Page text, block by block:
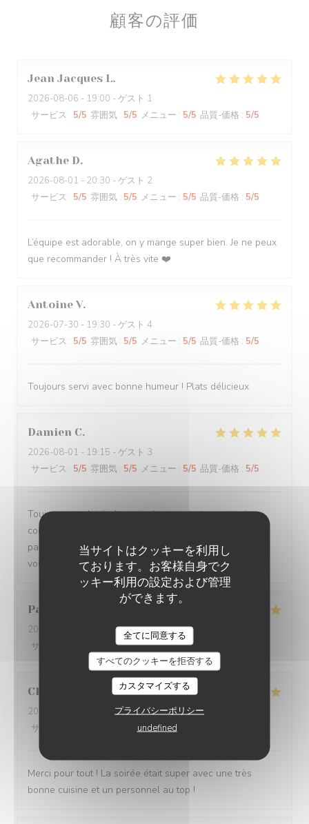
当サイトはクッキーを利用し
ております。お客様自身でク
ッキー利用の設定および管理
ができます。
全てに同意する
すべてのクッキーを拒否する
カスタマイズする
プライバシーポリシー
undefined
顧客の評価
Jean Jacques L
2026-08-06 - 19:00 - ゲスト 1
サービス : 5/5 雰囲気 : 5/5 メニュー : 5/5 品質-価格 : 5/5
Agathe D
2026-08-01 - 20:30 - ゲスト 2
サービス : 5/5 雰囲気 : 5/5 メニュー : 5/5 品質-価格 : 5/5
L’équipe est adorable, on y mange super bien. Je ne peux
que recommander ! À très vite ❤️
Antoine V
2026-07-30 - 19:30 - ゲスト 4
サービス : 5/5 雰囲気 : 5/5 メニュー : 5/5 品質-価格 : 5/5
Toujours servi avec bonne humeur ! Plats délicieux
Damien C
2026-08-01 - 19:15 - ゲスト 3
サービス : 5/5 雰囲気 : 5/5 メニュー : 5/5 品質-価格 : 5/5
Toujours un plaisir de venir dans ce restaurant qui
commence toujours par un accueil chaleureux. Tout est
parfait si service à la cuisine. Ne changez rien Merci à
vous
Pascal
2026-07-31
- 20:45 - ゲスト 2
サービス
雰囲気:5/5 メニュー:5/5
Claire
2026-07-30
- 20:30 - ゲスト 4
サービス
/5 メニュー:
Merci pour tout ! La soirée était super avec une très
bonne cuisine et un personnel au top !